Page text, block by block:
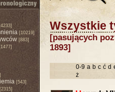
[4233]
[10219]
[883]
[1477]
[543]
Wszystkie
[pasujących
1893]
0-9 a b c ć d
ż